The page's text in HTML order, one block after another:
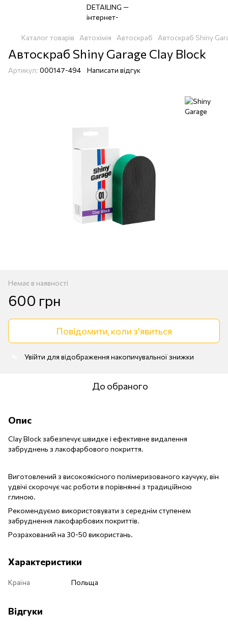
Каталог товарів Автохімія Автоскраб Автоскраб Shiny
Автоскраб Shiny Garage Clay Block
Артикул: 000147-494 Написати відгук
Немає в наявності
600 грн
Повідомити, коли з'явиться
Увійти для відображення накопичувальної знижки
До обраного
Опис
Clay Block забезпечує швидке і ефективне видалення
забруднень з лакофарбового покриття.
Виготовлений з високоякісного полімеризованого каучуку, він
удвічі скорочує час роботи в порівнянні з традиційною
глиною.
Рекомендуємо використовувати з середнім ступенем
забруднення лакофарбових покриттів.
Розрахований на 30-50 використань.
Характеристики
Країна Польща
Відгуки